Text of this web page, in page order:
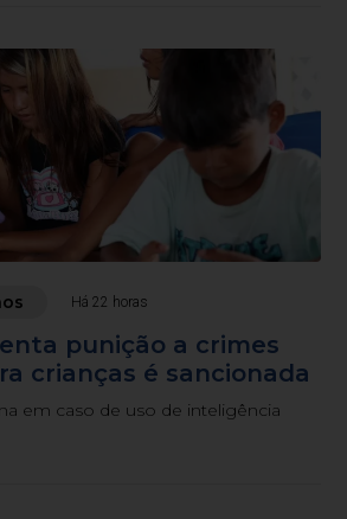
Há 22 horas
punição a crimes
crianças é sancionada
em caso de uso de inteligência